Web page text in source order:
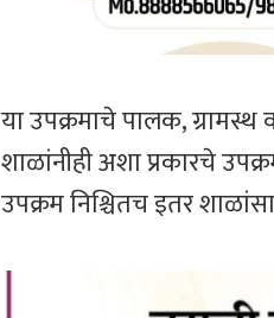
या उपक्रमाचे पालक,
शाळांनीही अशा प्रकारचे
उपक्रम निश्चितच इतर